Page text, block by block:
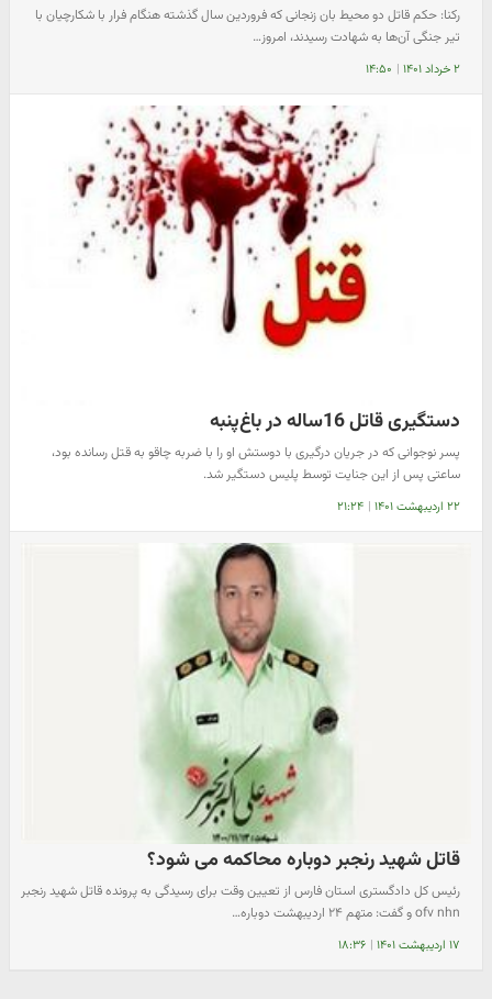
رکنا: حکم قاتل دو محیط بان زنجانی که فروردین سال گذشته هنگام فرار با شکارچیان با
تیر جنگی آن‌ها به شهادت رسیدند، امروز…
۲ خرداد ۱۴۰۱ | ۱۴:۵۰
دستگیری قاتل 16ساله در باغ‌پنبه
پسر نوجوانی که در جریان درگیری با دوستش او را با ضربه چاقو به قتل رسانده بود،
ساعتی پس از این جنایت توسط پلیس دستگیر شد.
۲۲ اردیبهشت ۱۴۰۱ | ۲۱:۲۴
قاتل شهید رنجبر دوباره محاکمه می شود؟
رئیس کل دادگستری استان فارس از تعیین وقت برای رسیدگی به پرونده قاتل شهید رنجبر
ofv nhn و گفت: متهم ۲۴ اردیبهشت دوباره…
۱۷ اردیبهشت ۱۴۰۱ | ۱۸:۳۶